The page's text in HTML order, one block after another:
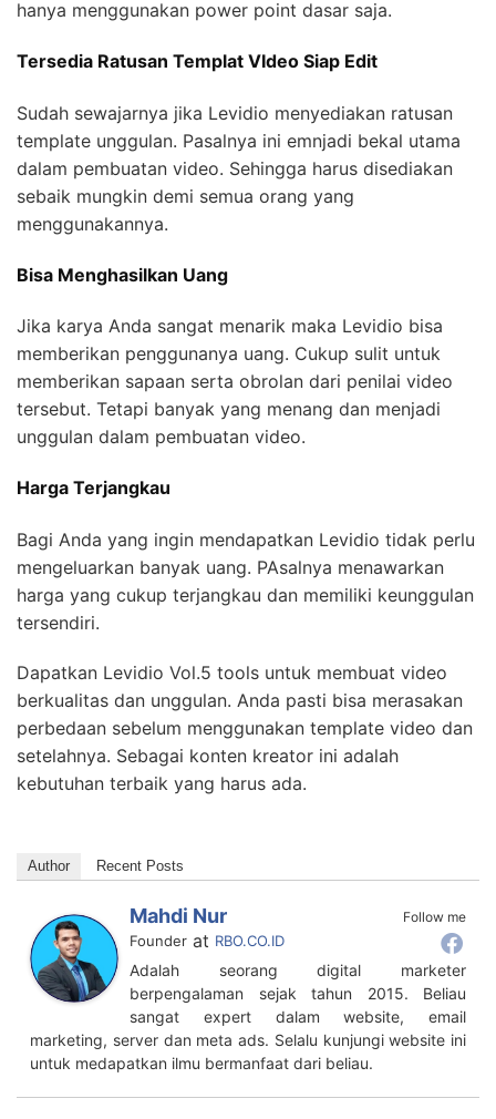
hanya menggunakan power point dasar saja.
Tersedia Ratusan Templat VIdeo Siap Edit
Sudah sewajarnya jika Levidio menyediakan ratusan
template unggulan. Pasalnya ini emnjadi bekal utama
dalam pembuatan video. Sehingga harus disediakan
sebaik mungkin demi semua orang yang
menggunakannya.
Bisa Menghasilkan Uang
Jika karya Anda sangat menarik maka Levidio bisa
memberikan penggunanya uang. Cukup sulit untuk
memberikan sapaan serta obrolan dari penilai video
tersebut. Tetapi banyak yang menang dan menjadi
unggulan dalam pembuatan video.
Harga Terjangkau
Bagi Anda yang ingin mendapatkan Levidio tidak perlu
mengeluarkan banyak uang. PAsalnya menawarkan
harga yang cukup terjangkau dan memiliki keunggulan
tersendiri.
Dapatkan Levidio Vol.5 tools untuk membuat video
berkualitas dan unggulan. Anda pasti bisa merasakan
perbedaan sebelum menggunakan template video dan
setelahnya. Sebagai konten kreator ini adalah
kebutuhan terbaik yang harus ada.
Author Recent Posts
Follow me
Mahdi Nur
Founder at RBO.CO.ID
Adalah seorang digital marketer
berpengalaman sejak tahun 2015. Beliau
sangat expert dalam website, email
marketing, server dan meta ads. Selalu kunjungi website ini
untuk medapatkan ilmu bermanfaat dari beliau.